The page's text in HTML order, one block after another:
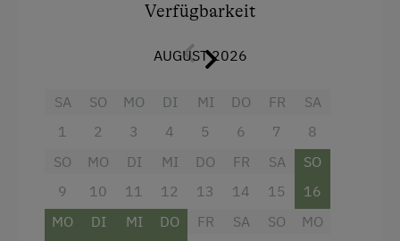
In der Wohnküche ev. ausziehbare Schlafcouch.
Aussicht auf eine Berglandschaft
Balkon/Terrasse
Bettwäsche kann vor Ort gemietet werden
Dusche
Verfügbarkeit
AUGUST 2026
SA
1
SO
2
MO
3
DI
4
MI
5
DO
6
FR
7
SA
8
SO
9
MO
10
DI
11
MI
12
DO
13
FR
14
SA
15
SO
16
MO
DI
MI
DO
FR
SA
SO
MO